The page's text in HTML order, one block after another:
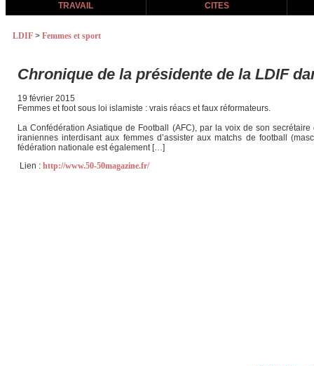
TRAVAIL
CITES
LDIF > Femmes et sport
Chronique de la présidente de la LDIF
19 février 2015
Femmes et foot sous loi islamiste : vrais réacs et faux réformateurs.
La Confédération Asiatique de Football (AFC), par la voix de son
iraniennes interdisant aux femmes d’assister aux matchs de football
fédération nationale est également […]
Lien : http://www.50-50magazine.fr/